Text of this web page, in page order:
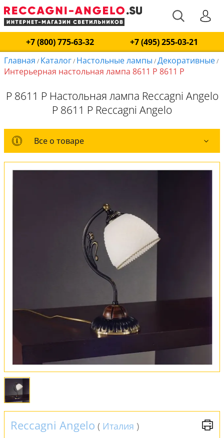
+7 (800) 775-63-32
+7 (495) 255-03-21
Главная / Каталог/ Настольные лампы /Декоративные/
Интерьерная настольная лампа 8611 P 8611 P
P 8611 P Настольная лампа Reccagni Angelo
P 8611 P Reccagni Angelo
Все о товаре
Все о товаре
Оплата и доставка
Обмен и возврат
FAQ
Reccagni Angelo ( Италия )